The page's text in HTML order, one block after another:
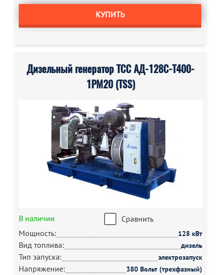
КУПИТЬ
Дизельный генератор ТСС АД-128С-Т400-
1РМ20 (TSS)
В наличии
Сравнить
Мощность:
128 кВт
Вид топлива: дизель
Тип запуска: электрозапуск
Напряжение: 380 Вольт (трехфазный)